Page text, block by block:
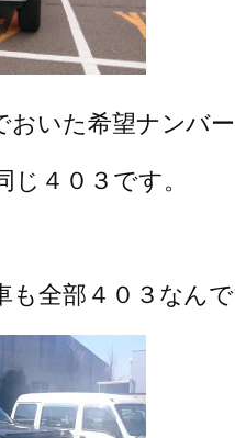
おいた希望ナンバ
４０３です。
全部４０３なんで